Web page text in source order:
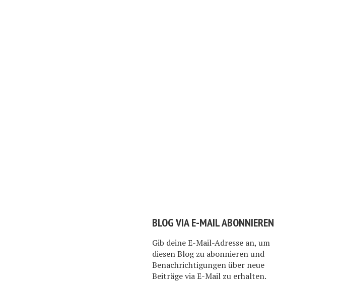
BLOG VIA E-MAIL ABONNIEREN
Gib deine E-Mail-Adresse an, um
diesen Blog zu abonnieren und
Benachrichtigungen über neue
Beiträge via E-Mail zu erhalten.